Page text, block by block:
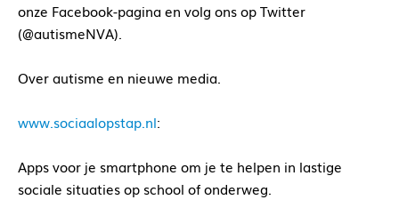
onze Facebook-pagina en volg ons op Twitter
(@autismeNVA).
Over autisme en nieuwe media.
www.sociaalopstap.nl:
Apps voor je smartphone om je te helpen in lastige
sociale situaties op school of onderweg.